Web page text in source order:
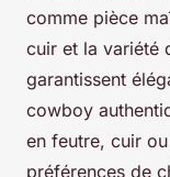
comme pièce
cuir et la variété
garantissent
cowboy
en feutre, cuir
préférences de